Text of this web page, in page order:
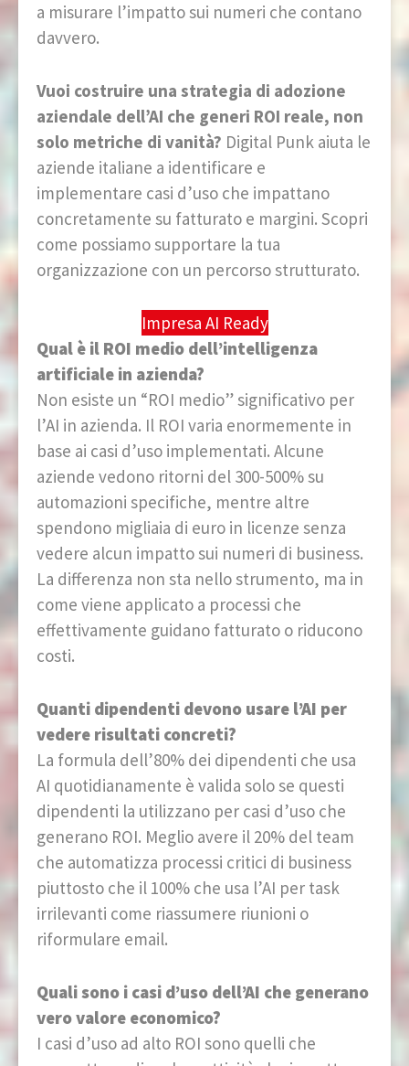
a misurare l’impatto sui numeri che contano
davvero.
Vuoi costruire una strategia di adozione
aziendale dell’AI che generi ROI reale, non
solo metriche di vanità? Digital Punk aiuta le
aziende italiane a identificare e
implementare casi d’uso che impattano
concretamente su fatturato e margini. Scopri
come possiamo supportare la tua
organizzazione con un percorso strutturato.
Impresa AI Ready
Qual è il ROI medio dell’intelligenza
artificiale in azienda?
Non esiste un “ROI medio” significativo per
l’AI in azienda. Il ROI varia enormemente in
base ai casi d’uso implementati. Alcune
aziende vedono ritorni del 300-500% su
automazioni specifiche, mentre altre
spendono migliaia di euro in licenze senza
vedere alcun impatto sui numeri di business.
La differenza non sta nello strumento, ma in
come viene applicato a processi che
effettivamente guidano fatturato o riducono
costi.
Quanti dipendenti devono usare l’AI per
vedere risultati concreti?
La formula dell’80% dei dipendenti che usa
AI quotidianamente è valida solo se questi
dipendenti la utilizzano per casi d’uso che
generano ROI. Meglio avere il 20% del team
che automatizza processi critici di business
piuttosto che il 100% che usa l’AI per task
irrilevanti come riassumere riunioni o
riformulare email.
Quali sono i casi d’uso dell’AI che generano
vero valore economico?
I casi d’uso ad alto ROI sono quelli che